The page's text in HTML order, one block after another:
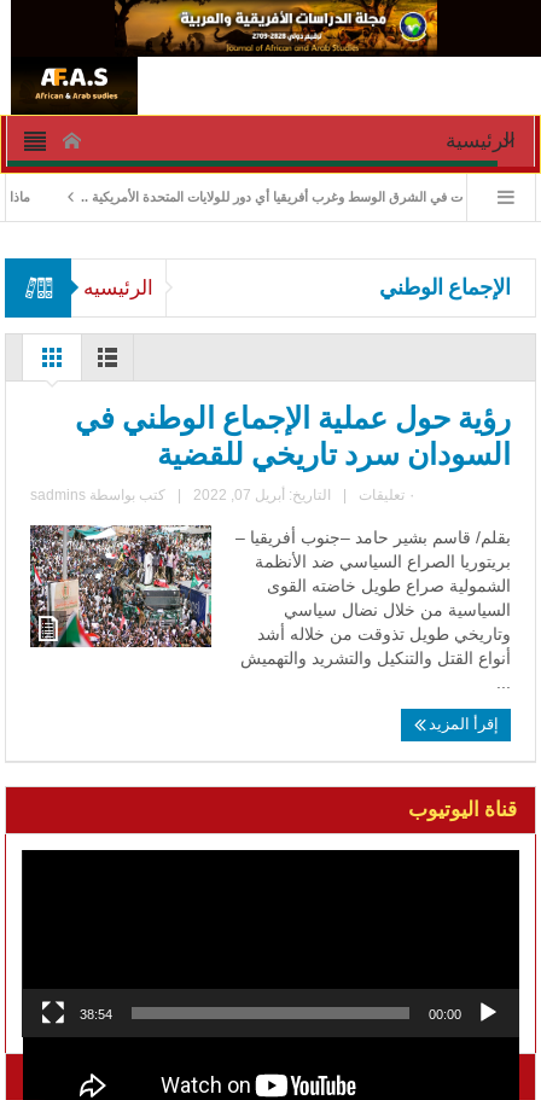
الرئيسية
ماذا ادارة الأزمات في الشرق الوسط وغرب أفريقيا أي دور للولايات المتحدة الأمريكية ..
الرئيسيه الإجماع الوطني
رؤية حول عملية الإجماع الوطني في
السودان سرد تاريخي للقضية
كتب بواسطة sadmins | التاريخ: أبريل 07, 2022 | ٠ تعليقات
بقلم/ قاسم بشير حامد –جنوب أفريقيا –
بريتوريا الصراع السياسي ضد الأنظمة
الشمولية صراع طويل خاضته القوى
السياسية من خلال نضال سياسي
وتاريخي طويل تذوقت من خلاله أشد
أنواع القتل والتنكيل والتشريد والتهميش
إقرأ المزيد
قناة اليوتيوب
00:00
38:54
تواصل معنا على الفيسبوك